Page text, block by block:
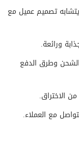
تصميم عميل مع
ورائعة.
وطرق الدفع
الاختراق.
مع العملاء.